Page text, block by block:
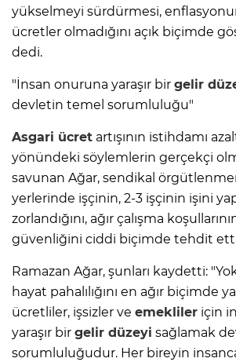
yükselmeyi sürdürmesi,
ücretler olmadığını açık biçimde
dedi.
"İnsan onuruna yaraşır bir gelir
devletin temel sorumluluğu"
Asgari ücret artışının istihdamı
yönündeki söylemlerin gerçekçi
savunan Ağar, sendikal
yerlerinde işçinin, 2-3 işçinin işini
zorlandığını, ağır çalışma
güvenliğini ciddi biçimde tehdit
Ramazan Ağar, şunları kaydetti:
hayat pahalılığını en ağır biçimde
ücretliler, işsizler ve emekliler için
yaraşır bir gelir düzeyi sağlamak
sorumluluğudur. Her bireyin